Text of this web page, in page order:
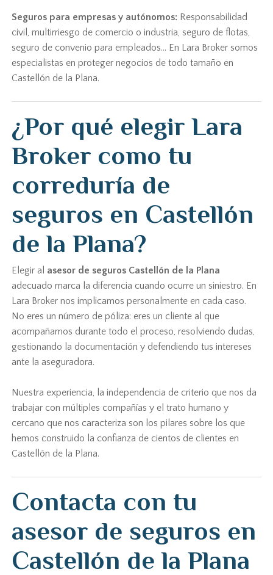
Seguros para empresas y autónomos: Responsabilidad
civil, multirriesgo de comercio o industria, seguro de flotas,
seguro de convenio para empleados... En Lara Broker somos
especialistas en proteger negocios de todo tamaño en
Castellón de la Plana.
¿Por qué elegir Lara
Broker como tu
correduría de
seguros en Castellón
de la Plana?
Elegir al asesor de seguros Castellón de la Plana
adecuado marca la diferencia cuando ocurre un siniestro. En
Lara Broker nos implicamos personalmente en cada caso.
No eres un número de póliza: eres un cliente al que
acompañamos durante todo el proceso, resolviendo dudas,
gestionando la documentación y defendiendo tus intereses
ante la aseguradora.
Nuestra experiencia, la independencia de criterio que nos da
trabajar con múltiples compañías y el trato humano y
cercano que nos caracteriza son los pilares sobre los que
hemos construido la confianza de cientos de clientes en
Castellón de la Plana.
Contacta con tu
asesor de seguros en
Castellón de la Plana